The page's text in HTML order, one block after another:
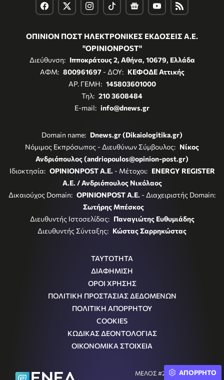
ΟΠΙΝΙΟΝ ΠΟΣΤ ΗΛΕΚΤΡΟΝΙΚΕΣ ΕΚΔΟΣΕΙΣ Α.Ε.
"OPINIONPOST"
Διεύθυνση: Ιπποκράτους 2, Αθήνα, 10679, Ελλάδα
ΑΦΜ: 800961697- ΔΟΥ: ΚΕΦΟΔΕ Αττικής
ΑΡ. ΓΕΜΗ: 145803601000
Τηλ: 210 3608484
E-mail: info@dnews.gr
Domain name: Dnews.gr (Dikaiologitika.gr)
Νόμιμος Εκπρόσωπος - Διευθύνων Σύμβουλος: Νίκος
Ανδριόπουλος (andriopoulos@opinion-post.gr)
Ιδιοκτησία: OPINIONPOST A.E. - Μέτοχοι: ENERGY REGISTER
Α.Ε. / Ανδριόπουλος Νικόλαος
Δικαιούχος Domain: OPINIONPOST A.E. - Διαχειριστής Domain:
Σωτήρης Μπέσκος
Διευθυντής Ιστοσελίδας: Παναγιώτης Ευθυμιάδης
Διευθυντής Σύνταξης: Κώστας Σαρρηκώστας
ΤΑΥΤΟΤΗΤΑ
ΔΙΑΦΗΜΙΣΗ
ΟΡΟΙ ΧΡΗΣΗΣ
ΠΟΛΙΤΙΚΗ ΠΡΟΣΤΑΣΙΑΣ ΔΕΔΟΜΕΝΩΝ
ΠΟΛΙΤΙΚΗ ΑΠΟΡΡΗΤΟΥ
COOKIES
ΚΩΔΙΚΑΣ ΔΕΟΝΤΟΛΟΓΙΑΣ
ΟΙΚΟΝΟΜΙΚΑ ΣΤΟΙΧΕΙΑ
ΜΕΛΟΣ #242054ΑΠΟΡΡΗΤΟ